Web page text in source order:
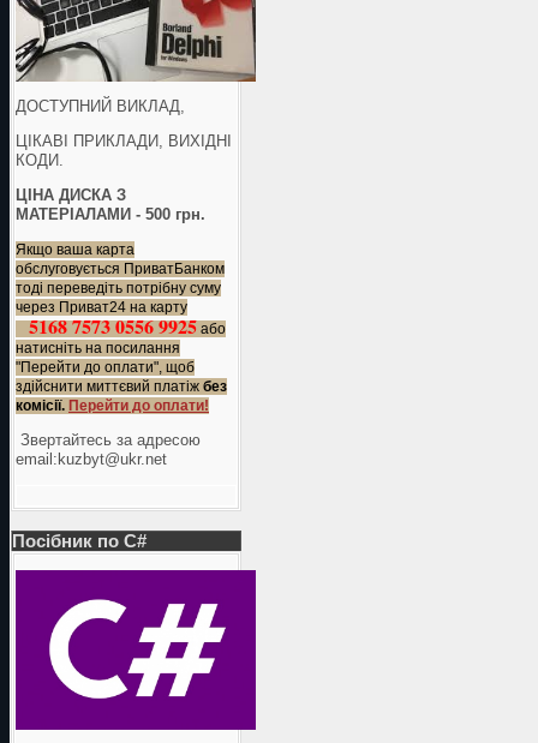
ДОСТУПНИЙ ВИКЛАД,
ЦІКАВІ ПРИКЛАДИ, ВИХІДНІ
КОДИ.
ЦІНА ДИСКА З
МАТЕРІАЛАМИ - 500 грн.
Якщо ваша карта
обслуговується ПриватБанком
тоді переведіть потрібну суму
через Приват24 на карту
5168 7573 0556 9925 або
натисніть на посилання
"Перейти до оплати", щоб
здійснити миттєвий платіж без
комісії. Перейти до оплати!
Звертайтесь за адресою
еmail:kuzbyt@ukr.net
Посібник по C#